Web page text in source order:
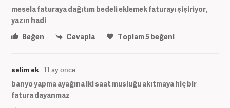
mesela faturaya dağıtım bedeli eklemek faturayı şişiriyor,
yazın hadi
Beğen
Cevapla Toplam5beğeni
selim ek 11 ay önce
banyo yapma ayağına iki saat musluğu akıtmaya hiç bir
fatura dayanmaz